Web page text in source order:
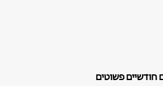
חודשיים פשוטים